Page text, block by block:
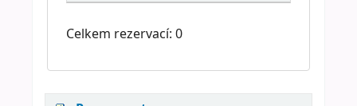
Celkem rezervací: 0